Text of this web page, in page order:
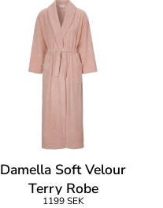
Damella Soft Velour
Terry Robe
1199 SEK